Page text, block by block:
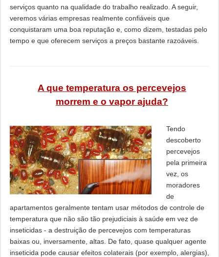
serviços quanto na qualidade do trabalho realizado. A seguir,
veremos várias empresas realmente confiáveis ​​que
conquistaram uma boa reputação e, como dizem, testadas pelo
tempo e que oferecem serviços a preços bastante razoáveis.
A que temperatura os percevejos
morrem e o vapor ajuda?
Tendo
descoberto
percevejos
pela primeira
vez, os
moradores
de
apartamentos geralmente tentam usar métodos de controle de
temperatura que não são tão prejudiciais à saúde em vez de
inseticidas - a destruição de percevejos com temperaturas
baixas ou, inversamente, altas. De fato, quase qualquer agente
inseticida pode causar efeitos colaterais (por exemplo, alergias),